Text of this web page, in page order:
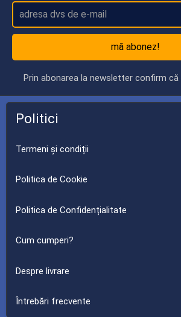
mă abonez!
Prin abonarea la newsletter confirm că
Politici
Termeni și condiții
Politica de Cookie
Politica de Confidențialitate
Cum cumperi?
Despre livrare
Întrebări frecvente